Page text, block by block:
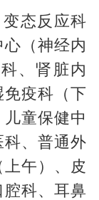
态反应科
心（神经内
、肾脏内
疫科（下
童保健中
、普通外
午）、皮
科、耳鼻